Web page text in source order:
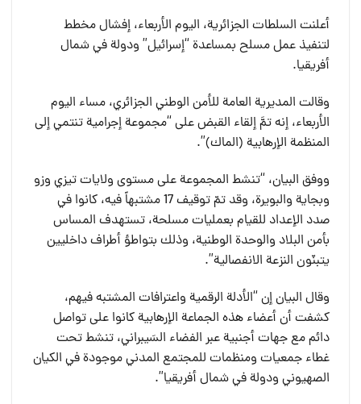
أعلنت السلطات الجزائرية، اليوم الأربعاء، إفشال مخطط
لتنفيذ عمل مسلح بمساعدة “إسرائيل” ودولة في شمال
أفريقيا.
وقالت المديرية العامة للأمن الوطني الجزائري، مساء اليوم
الأربعاء، إنه تمَّ إلقاء القبض على “مجموعة إجرامية تنتمي إلى
المنظمة الإرهابية (الماك)”.
ووفق البيان، “تنشط المجموعة على مستوى ولايات تيزي وزو
وبجاية والبويرة، وقد تمّ توقيف 17 مشتبهاً فيه، كانوا في
صدد الإعداد للقيام بعمليات مسلحة، تستهدف المساس
بأمن البلاد والوحدة الوطنية، وذلك بتواطؤ أطراف داخليين
يتبنّون النزعة الانفصالية”.
وقال البيان إن “الأدلة الرقمية واعترافات المشتبه فيهم،
كشفت أن أعضاء هذه الجماعة الإرهابية كانوا على تواصل
دائم مع جهات أجنبية عبر الفضاء السَيبراني، تنشط تحت
غطاء جمعيات ومنظمات للمجتمع المدني موجودة في الكيان
الصهيوني ودولة في شمال أفريقيا”.